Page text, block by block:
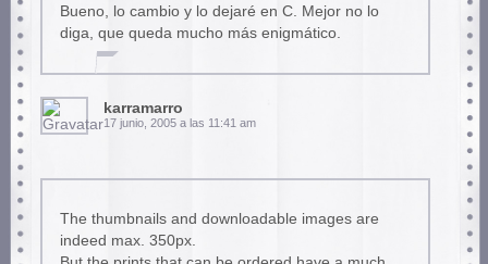
Bueno, lo cambio y lo dejaré en C. Mejor no lo
diga, que queda mucho más enigmático.
karramarro
17 junio, 2005 a las 11:41 am
The thumbnails and downloadable images are
indeed max. 350px.